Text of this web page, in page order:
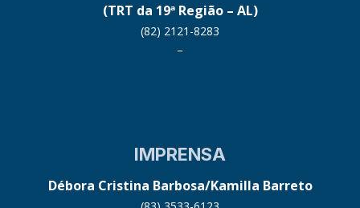
(TRT da 19ª Região – AL)
(82) 2121-8283
–
IMPRENSA
Débora Cristina Barbosa/Kamilla Barreto